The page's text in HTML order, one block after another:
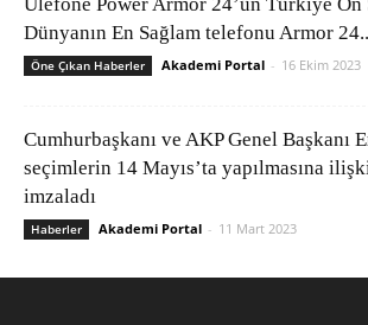
Dünyanın En Sağlam telefonu Armor
Öne Çıkan Haberler Akademi Portal - 16 Ekim 2023
Cumhurbaşkanı ve AKP Genel Başkanı
seçimlerin 14 Mayıs’ta yapılmasına
imzaladı
Haberler Akademi Portal - 11 Mart 2023